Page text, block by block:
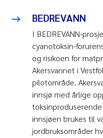
BEDREVANN
I BEDREVANN-
cyanotoksin-
og risikoen for
Akersvannet i
pilotområde.
innsjø med årlige
innsjøen brukes til
jordbruksområder